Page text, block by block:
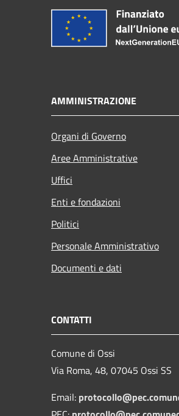
AMMINISTRAZIONE
Organi di Governo
Aree Amministrative
Uffici
Enti e fondazioni
Politici
Personale Amministrativo
Documenti e dati
CONTATTI
Comune di Ossi
Via Roma, 48, 07045 Ossi SS
Email: